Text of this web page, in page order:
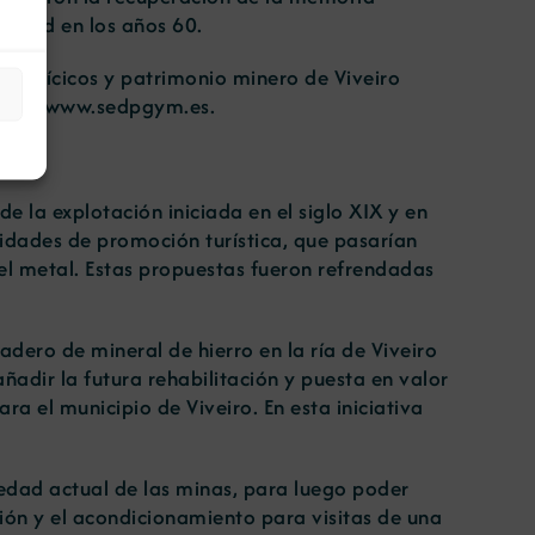
en los años 60.
y patrimonio minero de Viveiro
www.sedpgym.es.
la explotación iniciada en el siglo XIX y en
de promoción turística, que pasarían
Estas propuestas fueron refrendadas
de mineral de hierro en la ría de Viveiro
la futura rehabilitación y puesta en valor
el municipio de Viveiro. En esta iniciativa
actual de las minas, para luego poder
y el acondicionamiento para visitas de una